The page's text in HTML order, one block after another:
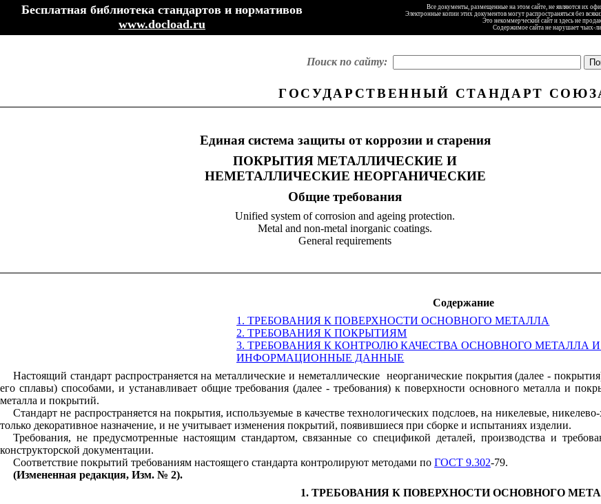
Бесплатная библиотека стандартов и нормативов
www.docload.ru
Все документы, размещенные на этом сайте, не являются их
Электронные копии этих документов могут распространяться без
Это некоммерческий сайт и здесь не
Содержимое сайта не нарушает чьих-
Поиск по сайту:
ГОСУДАРСТВЕННЫЙ СТАНДАРТ
Единая система защиты от коррозии и старения
ПОКРЫТИЯ МЕТАЛЛИЧЕСКИЕ И
НЕМЕТАЛЛИЧЕСКИЕ НЕОРГАНИЧЕСКИЕ
Общие требования
Unified system of corrosion and ageing protection.
Metal and non-metal inorganic coatings.
General requirements
Содержание
1. ТРЕБОВАНИЯ К ПОВЕРХНОСТИ ОСНОВНОГО МЕТАЛЛА
2. ТРЕБОВАНИЯ К ПОКРЫТИЯМ
3. ТРЕБОВАНИЯ К КОНТРОЛЮ КАЧЕСТВА ОСНОВНОГО МЕТАЛЛА
ИНФОРМАЦИОННЫЕ ДАННЫЕ
Настоящий стандарт распространяется на металлические и неметаллические неорганические покрытия (далее -
его сплавы) способами, и устанавливает общие требования (далее - требования) к поверхности основного металла и
металла и покрытий.
Стандарт не распространяется на покрытия, используемые в качестве технологических подслоев, на никелевые,
только декоративное назначение, и не учитывает изменения покрытий, появившиеся при сборке и испытаниях изделии.
Требования, не предусмотренные настоящим стандартом, связанные со спецификой деталей, производства и
конструкторской документации.
Соответствие покрытий требованиям настоящего стандарта контролируют методами по ГОСТ 9.302-79.
(Измененная редакция, Изм. № 2).
1. ТРЕБОВАНИЯ К ПОВЕРХНОСТИ ОСНОВНОГО